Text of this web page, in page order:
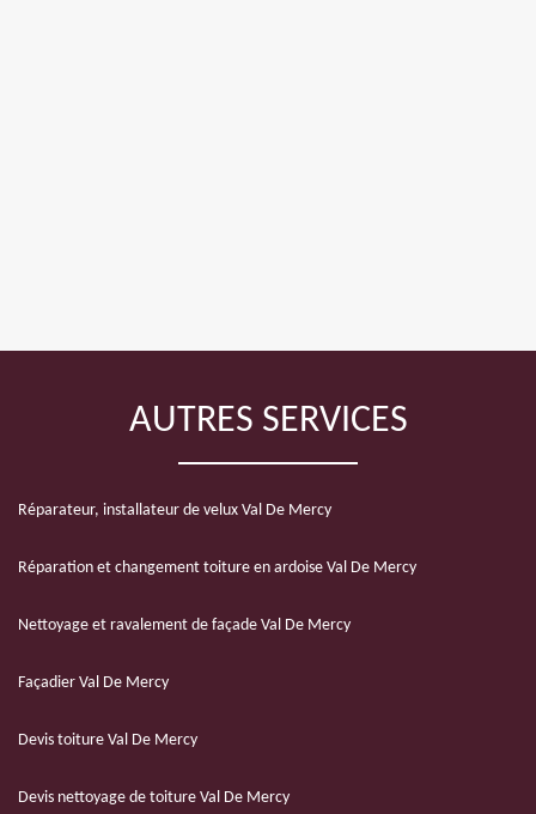
AUTRES SERVICES
Réparateur, installateur de velux Val De Mercy
Réparation et changement toiture en ardoise Val De Mercy
Nettoyage et ravalement de façade Val De Mercy
Façadier Val De Mercy
Devis toiture Val De Mercy
Devis nettoyage de toiture Val De Mercy